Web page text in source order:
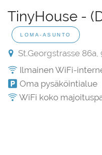
TinyHouse -
LOMA-ASUNTO
St.Georgstrasse
Ilmainen WiFi-
Oma pysäköintialue
WiFi koko